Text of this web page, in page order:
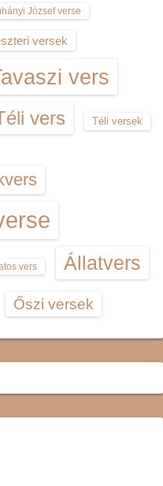
József verse
versek
vers
vers Téli versek
vers Állatvers
Őszi versek